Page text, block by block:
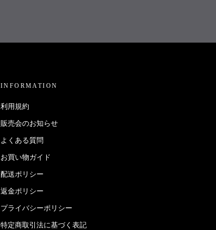
INFORMATION
利用規約
販売会のお知らせ
よくある質問
お買い物ガイド
配送ポリシー
返金ポリシー
プライバシーポリシー
特定商取引法に基づく表記